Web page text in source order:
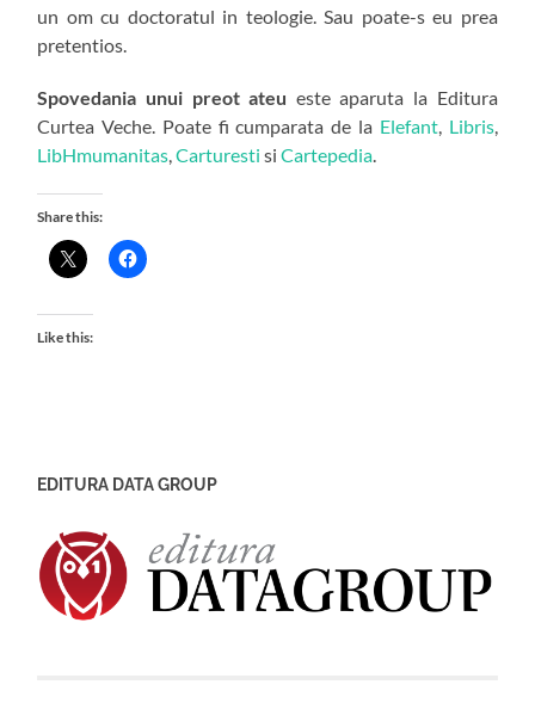
un om cu doctoratul in teologie. Sau poate-s eu prea
pretentios.
Spovedania unui preot ateu este aparuta la Editura
Curtea Veche. Poate fi cumparata de la Elefant, Libris,
LibHmumanitas,Carturesti siCartepedia.
Share this:
Like this:
EDITURA DATA GROUP